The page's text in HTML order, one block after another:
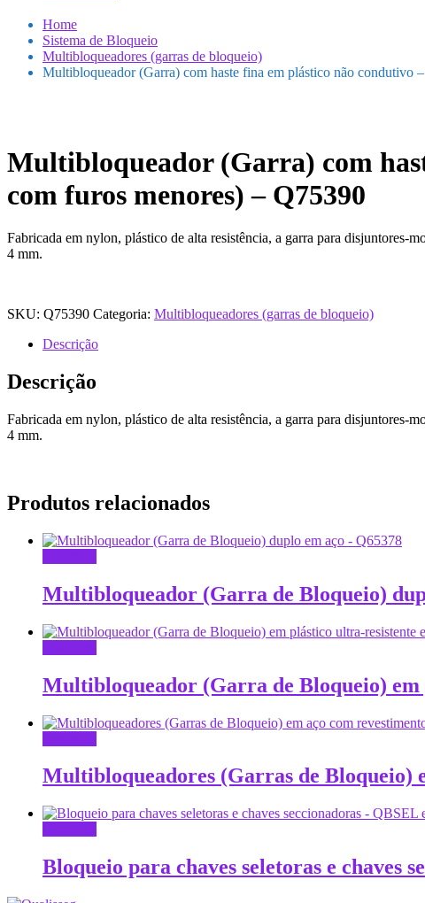
Home
Sistema de Bloqueio
Multibloqueadores (garras de bloqueio)
Multibloqueador (Garra) com haste fina em plástico não condutivo
Multibloqueador (Garra) com
com furos menores) – Q75390
Fabricada em nylon, plástico de alta resistência, a garra para disjuntores-
4 mm.
SKU: Q75390 Categoria: Multibloqueadores (garras de bloqueio)
Descrição
Descrição
Fabricada em nylon, plástico de alta resistência, a garra para disjuntores-
4 mm.
Produtos relacionados
Multibloqueador (Garra de Bloqueio)
Multibloqueador (Garra de Bloqueio) em
Multibloqueadores (Garras de Bloqueio)
Bloqueio para chaves seletoras e chaves